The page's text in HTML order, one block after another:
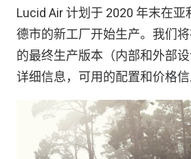
Lucid Air 计划于 2020 年末在
德市的新工厂开始生产。我们
的最终生产版本（内部和外部
详细信息，可用的配置和价格信